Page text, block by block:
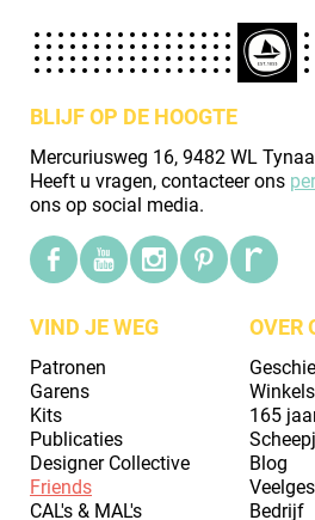
BLIJF OP DE HOOGTE
Mercuriusweg 16, 9482 WL
Heeft u vragen, contacteer ons
ons op social media.
VIND JE WEG
Patronen
Garens
Kits
Publicaties
Designer Collective
Friends
CAL's & MAL's
OVER
Winkels
165
Blog
Bedrijf